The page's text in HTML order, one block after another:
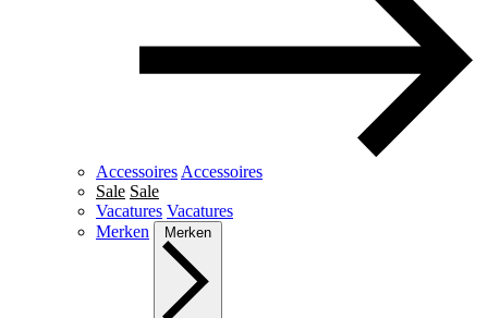
Accessoires Accessoires
Sale Sale
Vacatures Vacatures
Merken
Merken